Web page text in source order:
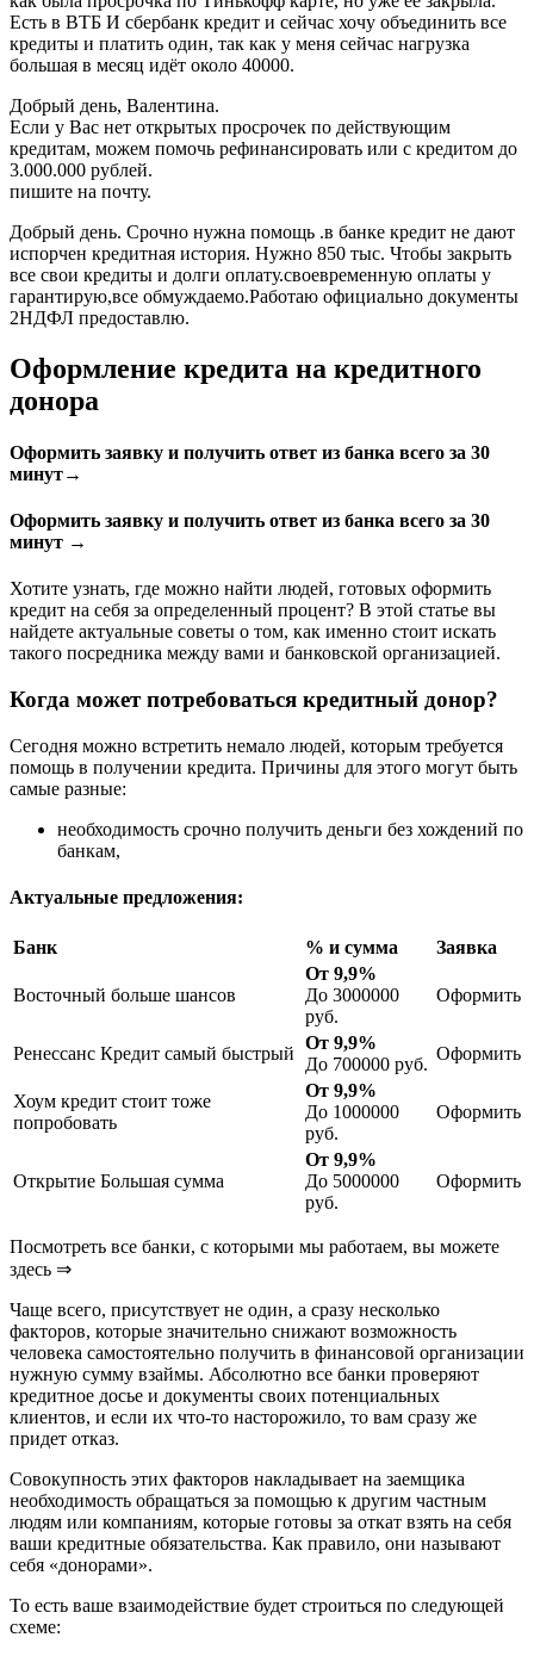
Есть в ВТБ И сбербанк кредит и сейчас хочу объединить все
кредиты и платить один, так как у меня сейчас нагрузка
большая в месяц идёт около 40000.
Добрый день, Валентина.
Если у Вас нет открытых просрочек по действующим
кредитам, можем помочь рефинансировать или с кредитом до
3.000.000 рублей.
пишите на почту.
Добрый день. Срочно нужна помощь .в банке кредит не дают
испорчен кредитная история. Нужно 850 тыс. Чтобы закрыть
все свои кредиты и долги оплату.своевременную оплаты у
гарантирую,все обмуждаемо.Работаю официально документы
2НДФЛ предоставлю.
Оформление кредита на кредитного
донора
Оформить заявку и получить ответ из банка всего за 30
минут→
Оформить заявку и получить ответ из банка всего за 30
минут →
Хотите узнать, где можно найти людей, готовых оформить
кредит на себя за определенный процент? В этой статье вы
найдете актуальные советы о том, как именно стоит искать
такого посредника между вами и банковской организацией.
Когда может потребоваться кредитный донор?
Сегодня можно встретить немало людей, которым требуется
помощь в получении кредита. Причины для этого могут быть
самые разные:
необходимость срочно получить деньги без хождений по
банкам,
Актуальные предложения:
Банк % и сумма Заявка
Восточный больше шансов
От 9,9%
До 3000000
руб.
Оформить
Ренессанс Кредит самый быстрый
От 9,9%
До 700000 руб.
Оформить
Хоум кредит стоит тоже
попробовать
От 9,9%
До 1000000
руб.
Оформить
Открытие Большая сумма
От 9,9%
До 5000000
руб.
Оформить
Посмотреть все банки, с которыми мы работаем, вы можете
здесь ⇒
Чаще всего, присутствует не один, а сразу несколько
факторов, которые значительно снижают возможность
человека самостоятельно получить в финансовой организации
нужную сумму взаймы. Абсолютно все банки проверяют
кредитное досье и документы своих потенциальных
клиентов, и если их что-то насторожило, то вам сразу же
придет отказ.
Совокупность этих факторов накладывает на заемщика
необходимость обращаться за помощью к другим частным
людям или компаниям, которые готовы за откат взять на себя
ваши кредитные обязательства. Как правило, они называют
себя «донорами».
То есть ваше взаимодействие будет строиться по следующей
схеме: